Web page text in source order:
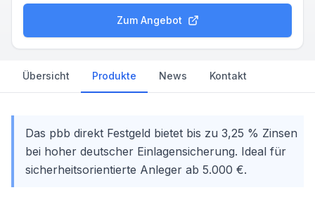
Zum Angebot
Übersicht Produkte News Kontakt
Das pbb direkt Festgeld bietet bis zu 3,25 % Zinsen
bei hoher deutscher Einlagensicherung. Ideal für
sicherheitsorientierte Anleger ab 5.000 €.